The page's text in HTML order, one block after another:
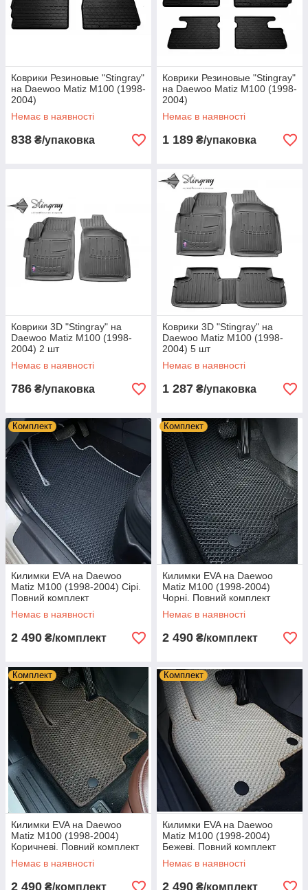
Коврики Резиновые "Stingray"
на Daewoo Matiz M100 (1998-
2004)
Немає в наявності
838 ₴/упаковка
Коврики Резиновые "Stingray"
на Daewoo Matiz M100 (1998-
2004)
Немає в наявності
1 189 ₴/упаковка
Коврики 3D "Stingray" на
Daewoo Matiz M100 (1998-
2004) 2 шт
Немає в наявності
786 ₴/упаковка
Коврики 3D "Stingray" на
Daewoo Matiz M100 (1998-
2004) 5 шт
Немає в наявності
1 287 ₴/упаковка
Комплект
Килимки EVA на Daewoo
Matiz M100 (1998-2004) Сірі.
Повний комплект
Немає в наявності
2 490 ₴/комплект
Комплект
Килимки EVA на Daewoo
Matiz M100 (1998-2004)
Чорні. Повний комплект
Немає в наявності
2 490 ₴/комплект
Комплект
Килимки EVA на Daewoo
Matiz M100 (1998-2004)
Коричневі. Повний комплект
Немає в наявності
2 490 ₴/комплект
Комплект
Килимки EVA на Daewoo
Matiz M100 (1998-2004)
Бежеві. Повний комплект
Немає в наявності
2 490 ₴/комплект